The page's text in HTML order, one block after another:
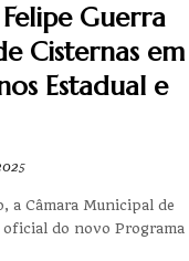
Guerra
Cisternas em
Estadual e
a Câmara Municipal de
do novo Programa